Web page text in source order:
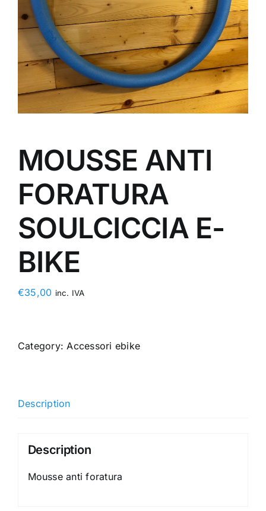
MOUSSE ANTI
FORATURA
SOULCICCIA E-
BIKE
€35,00 inc. IVA
Category: Accessori ebike
Description
Description
Mousse anti foratura